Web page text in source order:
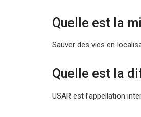
Quelle est la
Sauver des vies en
Quelle est la
USAR est l’appellation